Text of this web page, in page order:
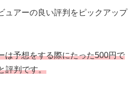
ュアーの良い評判をピックアップ
は予想をする際にたった500円で
評判です。